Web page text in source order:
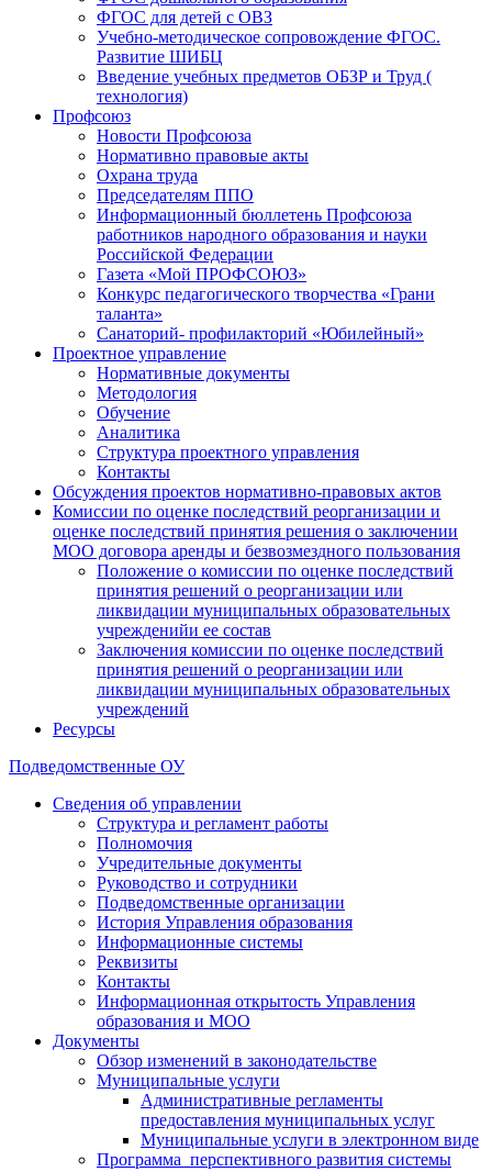
ФГОС для детей с ОВЗ
Учебно-методическое сопровождение ФГОС.
Развитие ШИБЦ
Введение учебных предметов ОБЗР и Труд (
технология)
Профсоюз
Новости Профсоюза
Нормативно правовые акты
Охрана труда
Председателям ППО
Информационный бюллетень Профсоюза
работников народного образования и науки
Российской Федерации
Газета «Мой ПРОФСОЮЗ»
Конкурс педагогического творчества «Грани
таланта»
Санаторий- профилакторий «Юбилейный»
Проектное управление
Нормативные документы
Методология
Обучение
Аналитика
Структура проектного управления
Контакты
Обсуждения проектов нормативно-правовых актов
Комиссии по оценке последствий реорганизации и
оценке последствий принятия решения о заключении
МОО договора аренды и безвозмездного пользования
Положение о комиссии по оценке последствий
принятия решений о реорганизации или
ликвидации муниципальных образовательных
учрежденийи ее состав
Заключения комиссии по оценке последствий
принятия решений о реорганизации или
ликвидации муниципальных образовательных
учреждений
Ресурсы
Подведомственные ОУ
Сведения об управлении
Структура и регламент работы
Полномочия
Учредительные документы
Руководство и сотрудники
Подведомственные организации
История Управления образования
Информационные системы
Реквизиты
Контакты
Информационная открытость Управления
образования и МОО
Документы
Обзор изменений в законодательстве
Муниципальные услуги
Административные регламенты
предоставления муниципальных услуг
Муниципальные услуги в электронном виде
Программа перспективного развития системы